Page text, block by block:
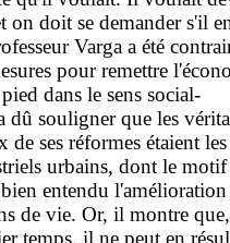
on doit se demander s'il
Varga a été
pour remettre
dans le sens social-
dû souligner que les
de ses réformes étaient les
urbains, dont le motif
entendu l'amélioration
de vie. Or, il montre que,
temps, il ne peut en